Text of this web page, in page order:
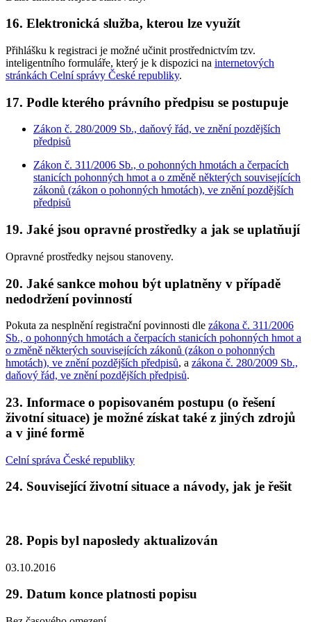
16. Elektronická služba, kterou lze využít
Přihlášku k registraci je možné učinit prostřednictvím tzv.
inteligentního formuláře, který je k dispozici na internetových
stránkách Celní správy České republiky.
17. Podle kterého právního předpisu se postupuje
Zákon č. 280/2009 Sb., daňový řád, ve znění pozdějších
předpisů
Zákon č. 311/2006 Sb., o pohonných hmotách a čerpacích
stanicích pohonných hmot a o změně některých souvisejících
zákonů (zákon o pohonných hmotách), ve znění pozdějších
předpisů
19. Jaké jsou opravné prostředky a jak se uplatňují
Opravné prostředky nejsou stanoveny.
20. Jaké sankce mohou být uplatněny v případě
nedodržení povinností
Pokuta za nesplnění registrační povinnosti dle zákona č. 311/2006
Sb., o pohonných hmotách a čerpacích stanicích pohonných hmot a
o změně některých souvisejících zákonů (zákon o pohonných
hmotách), ve znění pozdějších předpisů, a zákona č. 280/2009 Sb.,
daňový řád, ve znění pozdějších předpisů.
23. Informace o popisovaném postupu (o řešení
životní situace) je možné získat také z jiných zdrojů
a v jiné formě
Celní správa České republiky
24. Související životní situace a návody, jak je řešit
28. Popis byl naposledy aktualizován
03.10.2016
29. Datum konce platnosti popisu